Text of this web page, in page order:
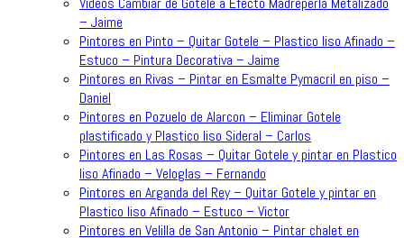
– Jaime
Pintores en Pinto – Quitar Gotele – Plastico liso Afinado –
Estuco – Pintura Decorativa – Jaime
Pintores en Rivas – Pintar en Esmalte Pymacril en piso –
Daniel
Pintores en Pozuelo de Alarcon – Eliminar Gotele
plastificado y Plastico liso Sideral – Carlos
Pintores en Las Rosas – Quitar Gotele y pintar en Plastico
liso Afinado – Veloglas – Fernando
Pintores en Arganda del Rey – Quitar Gotele y pintar en
Plastico liso Afinado – Estuco – Victor
Pintores en Velilla de San Antonio – Pintar chalet en